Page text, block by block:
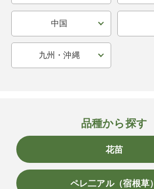
中国
九州・沖縄
品種から探す
花苗
ペレ二アル（宿根草）